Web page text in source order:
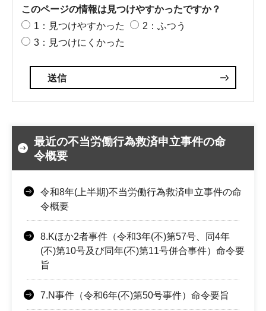
このページの情報は見つけやすかったですか？
1：見つけやすかった
2：ふつう
3：見つけにくかった
最近の不当労働行為救済申立事件の命
令概要
令和8年(上半期)不当労働行為救済申立事件の命
令概要
8.Kほか2者事件（令和3年(不)第57号、同4年
(不)第10号及び同年(不)第11号併合事件）命令要
旨
7.N事件（令和6年(不)第50号事件）命令要旨